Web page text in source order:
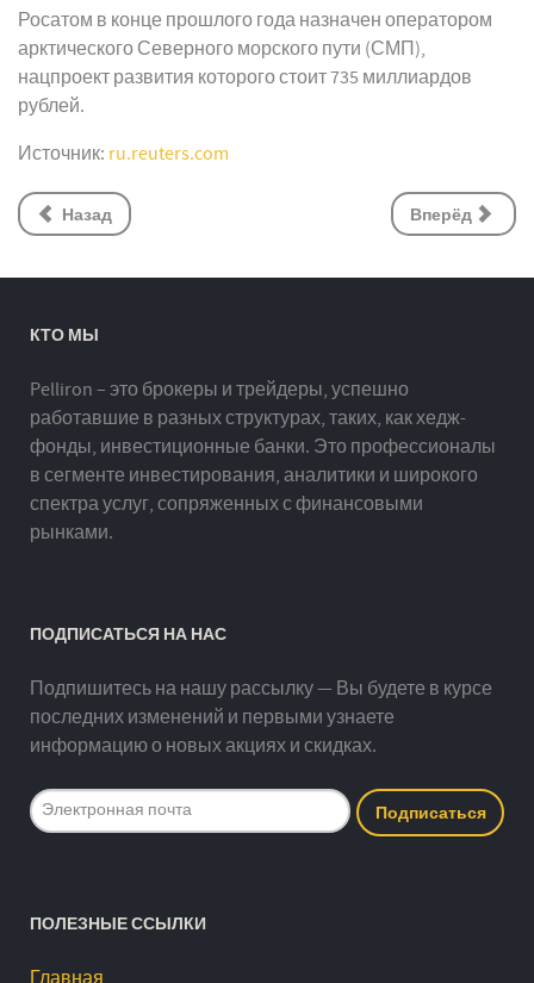
Росатом в конце прошлого года назначен оператором
арктического Северного морского пути (СМП),
нацпроект развития которого стоит 735 миллиардов
рублей.
Источник: ru.reuters.com
Назад Вперёд
КТО МЫ
Pelliron – это брокеры и трейдеры, успешно
работавшие в разных структурах, таких, как хедж-
фонды, инвестиционные банки. Это профессионалы
в сегменте инвестирования, аналитики и широкого
спектра услуг, сопряженных с финансовыми
рынками.
ПОДПИСАТЬСЯ НА НАС
Подпишитесь на нашу рассылку — Вы будете в курсе
последних изменений и первыми узнаете
информацию о новых акциях и скидках.
ПОЛЕЗНЫЕ ССЫЛКИ
Главная